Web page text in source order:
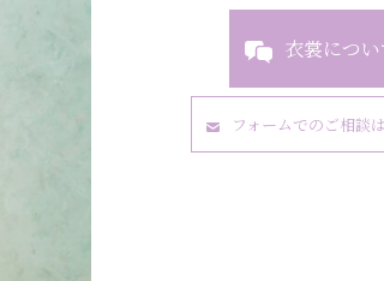
衣裳につ
フォームでのご相談